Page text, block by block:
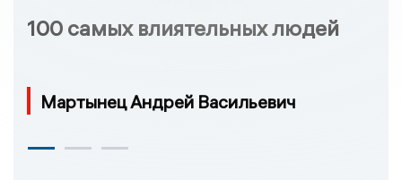
100 самых влиятельных людей
Мартынец Андрей Васильевич